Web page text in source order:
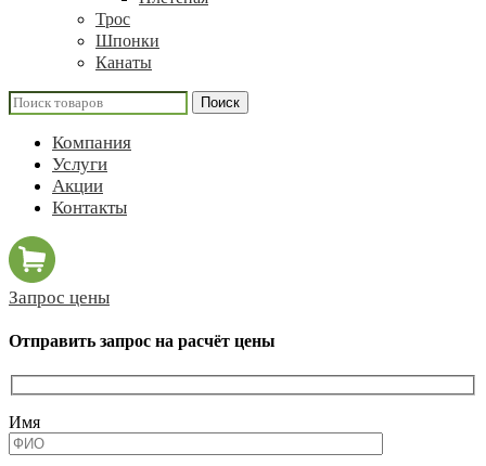
Трос
Шпонки
Канаты
Поиск
Компания
Услуги
Акции
Контакты
Запрос цены
Отправить запрос на расчёт цены
Имя